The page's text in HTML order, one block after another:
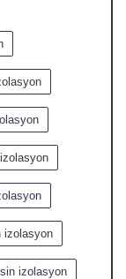
izolasyon
izolasyon